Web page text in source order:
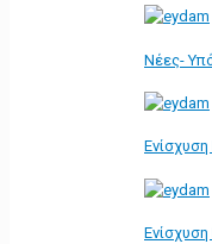
Νέες-